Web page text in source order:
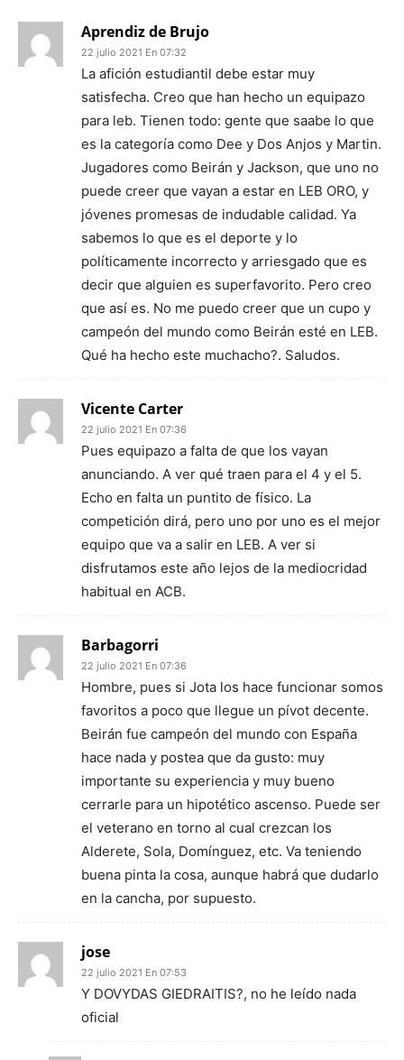
Aprendiz de Brujo
22 julio 2021 En 07:32
La afición estudiantil debe estar muy
satisfecha. Creo que han hecho un equipazo
para leb. Tienen todo: gente que saabe lo que
es la categoría como Dee y Dos Anjos y Martin.
Jugadores como Beirán y Jackson, que uno no
puede creer que vayan a estar en LEB ORO, y
jóvenes promesas de indudable calidad. Ya
sabemos lo que es el deporte y lo
políticamente incorrecto y arriesgado que es
decir que alguien es superfavorito. Pero creo
que así es. No me puedo creer que un cupo y
campeón del mundo como Beirán esté en LEB.
Qué ha hecho este muchacho?. Saludos.
Vicente Carter
22 julio 2021 En 07:36
Pues equipazo a falta de que los vayan
anunciando. A ver qué traen para el 4 y el 5.
Echo en falta un puntito de físico. La
competición dirá, pero uno por uno es el mejor
equipo que va a salir en LEB. A ver si
disfrutamos este año lejos de la mediocridad
habitual en ACB.
Barbagorri
22 julio 2021 En 07:36
Hombre, pues si Jota los hace funcionar somos
favoritos a poco que llegue un pívot decente.
Beirán fue campeón del mundo con España
hace nada y postea que da gusto: muy
importante su experiencia y muy bueno
cerrarle para un hipotético ascenso. Puede ser
el veterano en torno al cual crezcan los
Alderete, Sola, Domínguez, etc. Va teniendo
buena pinta la cosa, aunque habrá que dudarlo
en la cancha, por supuesto.
jose
22 julio 2021 En 07:53
Y DOVYDAS GIEDRAITIS?, no he leído nada
oficial